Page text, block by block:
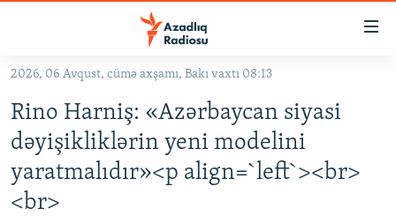
Əsas
qayıt
Əsas
naviqasiyaya
qayıt
Axtarışa
KORRUPSIOMETR
#ƏSLINDƏ
2026, 06 Avqust, cümə axşamı, Bakı vaxtı 08:13
Rino Harniş: «Azərbaycan siyasi
dəyişikliklərin yeni modelini
yaratmalıdır»<p align=`left`><br>
<br>